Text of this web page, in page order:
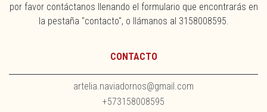
por favor contáctanos llenando el formulario que encontrarás en
la pestaña "contacto", o llámanos al 3158008595.
CONTACTO
artelia.naviadornos@gmail.com
+573158008595